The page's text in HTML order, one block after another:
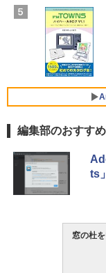
編集部のおすす
ts
窓の杜